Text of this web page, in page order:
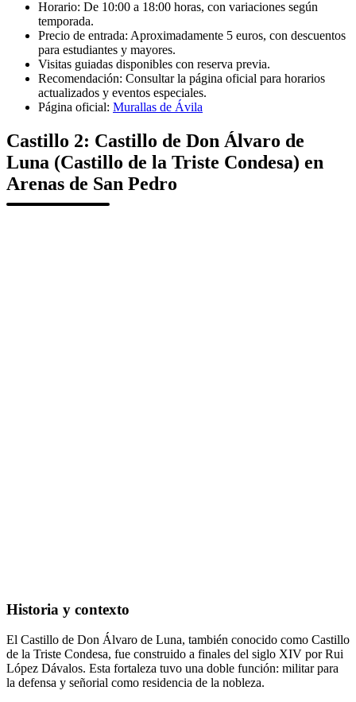
Horario: De 10:00 a 18:00 horas, con variaciones según
temporada.
Precio de entrada: Aproximadamente 5 euros, con descuentos
para estudiantes y mayores.
Visitas guiadas disponibles con reserva previa.
Recomendación: Consultar la página oficial para horarios
actualizados y eventos especiales.
Página oficial: Murallas de Ávila
Castillo 2: Castillo de Don Álvaro de
Luna (Castillo de la Triste Condesa) en
Arenas de San Pedro
Historia y contexto
El Castillo de Don Álvaro de Luna, también conocido como Castillo
de la Triste Condesa, fue construido a finales del siglo XIV por Rui
López Dávalos. Esta fortaleza tuvo una doble función: militar para
la defensa y señorial como residencia de la nobleza.